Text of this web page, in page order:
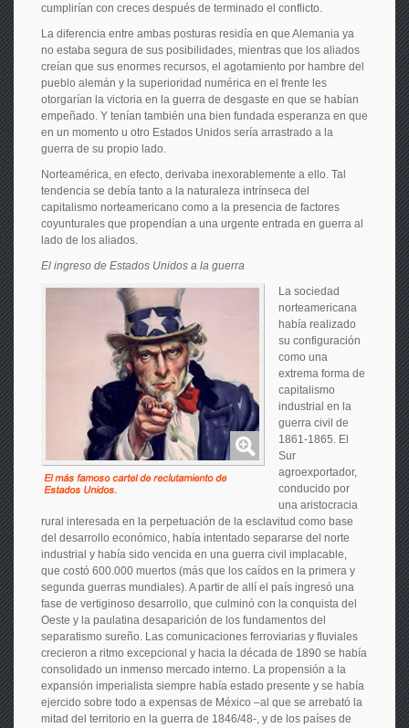
cumplirían con creces después de terminado el conflicto.
La diferencia entre ambas posturas residía en que Alemania ya
no estaba segura de sus posibilidades, mientras que los aliados
creían que sus enormes recursos, el agotamiento por hambre del
pueblo alemán y la superioridad numérica en el frente les
otorgarían la victoria en la guerra de desgaste en que se habían
empeñado. Y tenían también una bien fundada esperanza en que
en un momento u otro Estados Unidos sería arrastrado a la
guerra de su propio lado.
Norteamérica, en efecto, derivaba inexorablemente a ello. Tal
tendencia se debía tanto a la naturaleza intrínseca del
capitalismo norteamericano como a la presencia de factores
coyunturales que propendían a una urgente entrada en guerra al
lado de los aliados.
El ingreso de Estados Unidos a la guerra
La sociedad
norteamericana
había realizado
su configuración
como una
extrema forma de
capitalismo
industrial en la
guerra civil de
1861-1865. El
Sur
agroexportador,
conducido por
una aristocracia
rural interesada en la perpetuación de la esclavitud como base
del desarrollo económico, había intentado separarse del norte
industrial y había sido vencida en una guerra civil implacable,
que costó 600.000 muertos (más que los caídos en la primera y
segunda guerras mundiales). A partir de allí el país ingresó una
fase de vertiginoso desarrollo, que culminó con la conquista del
Oeste y la paulatina desaparición de los fundamentos del
separatismo sureño. Las comunicaciones ferroviarias y fluviales
crecieron a ritmo excepcional y hacia la década de 1890 se había
consolidado un inmenso mercado interno. La propensión a la
expansión imperialista siempre había estado presente y se había
ejercido sobre todo a expensas de México –al que se arrebató la
mitad del territorio en la guerra de 1846/48-, y de los países de